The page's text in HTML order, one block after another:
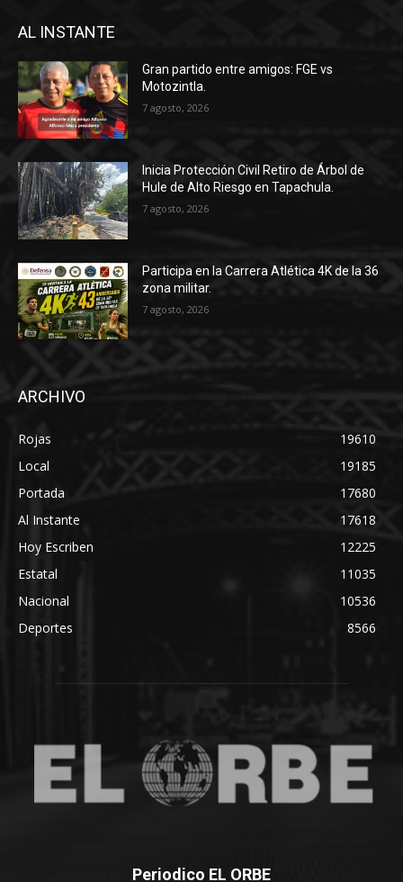
AL INSTANTE
Gran partido entre amigos: FGE vs
Motozintla.
7 agosto, 2026
Inicia Protección Civil Retiro de Árbol de
Hule de Alto Riesgo en Tapachula.
7 agosto, 2026
Participa en la Carrera Atlética 4K de la 36
zona militar.
7 agosto, 2026
ARCHIVO
Rojas
19610
Local
19185
Portada
17680
Al Instante
17618
Hoy Escriben
12225
Estatal
11035
Nacional
10536
Deportes
8566
Periodico EL ORBE